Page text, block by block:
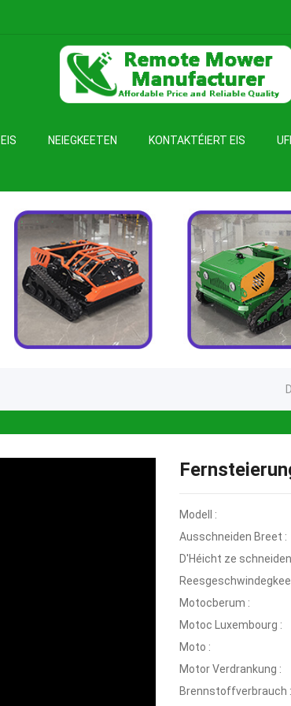
NEIEGKEETEN KONTAKTÉIERT EIS
Modell :
Ausschneiden Breet :
D'Héicht ze
Motocberum :
Motoc Luxembourg :
Moto :
Motor Verdrankung :
Brennstoffverbrauch :